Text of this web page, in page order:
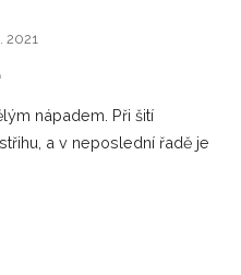
2021
nápadem. Při šití
a v neposlední řadě je